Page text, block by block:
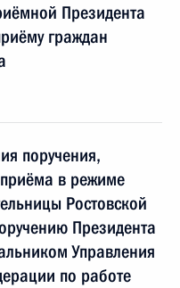
Президента
граждан
поручения,
в режиме
Ростовской
Президента
Управления
по работе